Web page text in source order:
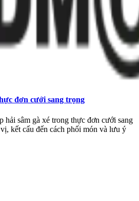
đơn cưới sang trọng
hải sâm gà xé trong thực đơn cưới sang
kết cấu đến cách phối món và lưu ý